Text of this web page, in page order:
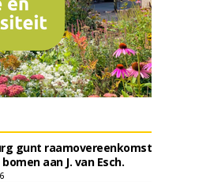
gunt raamovereenkomst
aan J. van Esch.